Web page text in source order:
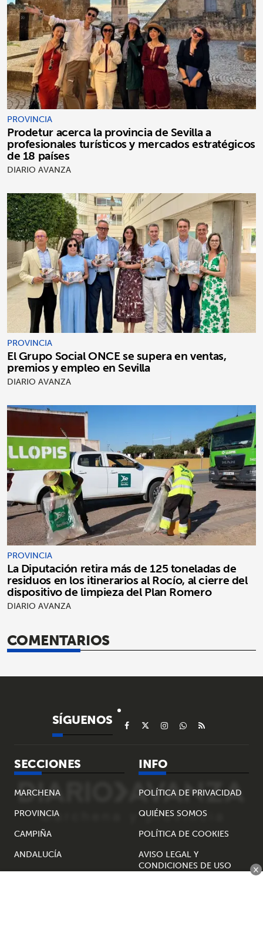
PROVINCIA
Prodetur acerca la provincia de Sevilla a
profesionales turísticos y mercados estratégicos
de 18 países
DIARIO AVANZA
PROVINCIA
El Grupo Social ONCE se supera en ventas,
premios y empleo en Sevilla
DIARIO AVANZA
PROVINCIA
La Diputación retira más de 125 toneladas de
residuos en los itinerarios al Rocío, al cierre del
dispositivo de limpieza del Plan Romero
DIARIO AVANZA
COMENTARIOS
SÍGUENOS
SECCIONES
MARCHENA
PROVINCIA
CAMPIÑA
ANDALUCÍA
NACIONAL
INFO
POLÍTICA DE PRIVACIDAD
QUIÉNES SOMOS
POLÍTICA DE COOKIES
AVISO LEGAL Y
CONDICIONES DE USO ×